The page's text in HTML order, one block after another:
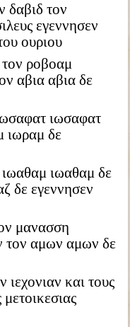
δαβιδ τον
εγεννησεν
ουριου
ροβοαμ
αβια αβια δε
ιωσαφατ
ιωραμ δε
ιωαθαμ ιωαθαμ δε
δε εγεννησεν
μανασση
τον αμων αμων δε
ιεχονιαν και τους